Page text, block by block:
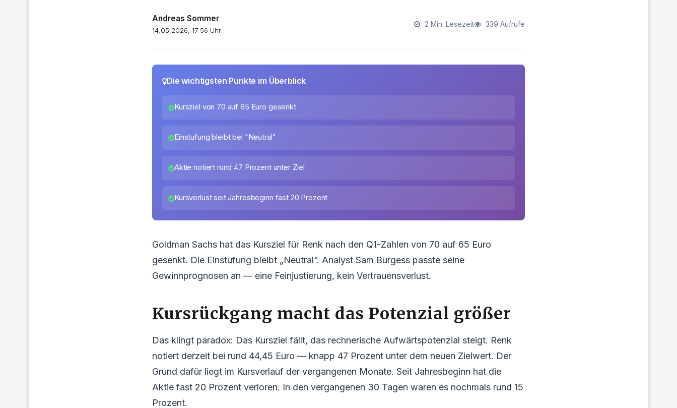
Andreas Sommer
14.05.2026, 17:56 Uhr
2 Min. Lesezeit 339 Aufrufe
Die wichtigsten Punkte im Überblick
Kursziel von 70 auf 65 Euro gesenkt
Einstufung bleibt bei "Neutral"
Aktie notiert rund 47 Prozent unter Ziel
Kursverlust seit Jahresbeginn fast 20 Prozent
Goldman Sachs hat das Kursziel für Renk nach den Q1-Zahlen von 70 auf 65 Euro
gesenkt. Die Einstufung bleibt „Neutral“. Analyst Sam Burgess passte seine
Gewinnprognosen an — eine Feinjustierung, kein Vertrauensverlust.
Kursrückgang macht das Potenzial größer
Das klingt paradox: Das Kursziel fällt, das rechnerische Aufwärtspotenzial steigt. Renk
notiert derzeit bei rund 44,45 Euro — knapp 47 Prozent unter dem neuen Zielwert. Der
Grund dafür liegt im Kursverlauf der vergangenen Monate. Seit Jahresbeginn hat die
Aktie fast 20 Prozent verloren. In den vergangenen 30 Tagen waren es nochmals rund 15
Prozent.